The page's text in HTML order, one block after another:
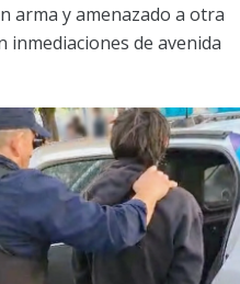
arma y amenazado a otra
de avenida